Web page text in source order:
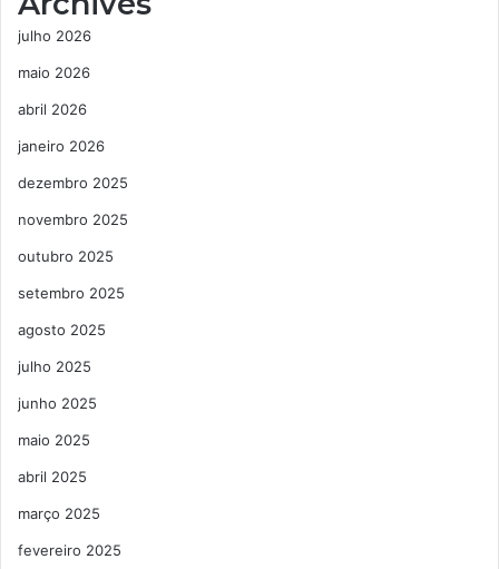
julho 2026
maio 2026
abril 2026
janeiro 2026
dezembro 2025
novembro 2025
outubro 2025
setembro 2025
agosto 2025
julho 2025
junho 2025
maio 2025
abril 2025
março 2025
fevereiro 2025